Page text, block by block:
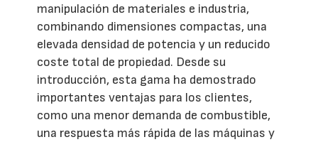
manipulación de materiales e industria,
combinando dimensiones compactas, una
elevada densidad de potencia y un reducido
coste total de propiedad. Desde su
introducción, esta gama ha demostrado
importantes ventajas para los clientes,
como una menor demanda de combustible,
una respuesta más rápida de las máquinas y